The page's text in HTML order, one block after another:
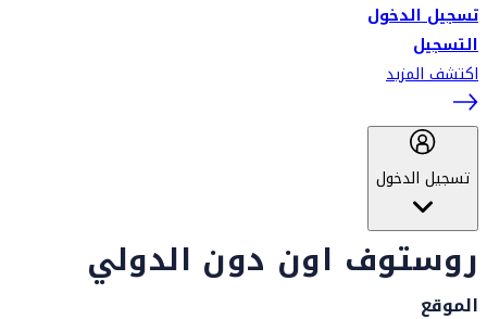
تسجيل الدخول
التسجيل
اكتشف المزيد
تسجيل الدخول
روستوف اون دون الدولي
الموقع